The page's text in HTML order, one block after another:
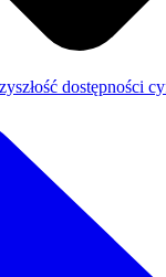
dostępności